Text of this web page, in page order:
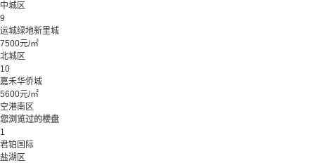
中城区
9
运城绿地新里城
7500元/㎡
北城区
10
嘉禾华侨城
5600元/㎡
空港南区
您浏览过的楼盘
1
君铂国际
盐湖区